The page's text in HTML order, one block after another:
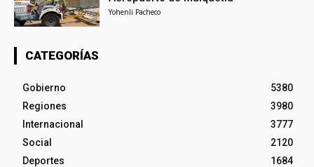
Yohenli Pacheco
CATEGORÍAS
Gobierno
5380
Regiones
3980
Internacional
3777
Social
2120
Deportes
1684